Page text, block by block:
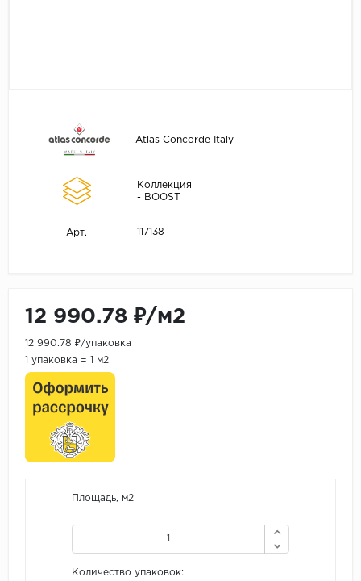
Atlas Concorde Italy
Коллекция
- BOOST
Арт. 117138
12 990.78 ₽/м2
12 990.78 ₽/упаковка
1 упаковка = 1 м2
Площадь, м2
Количество упаковок: